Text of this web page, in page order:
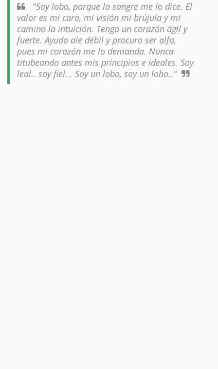
"Soy lobo, porque la sangre me lo dice. El
valor es mi cara, mi visión mi brújula y mi
camino la intuición. Tengo un corazón ágil y
fuerte. Ayudo ale débil y procuro ser alfa,
pues mi corazón me lo demanda. Nunca
titubeando antes mis principios e ideales. Soy
leal.. soy fiel... Soy un lobo, soy un lobo.."